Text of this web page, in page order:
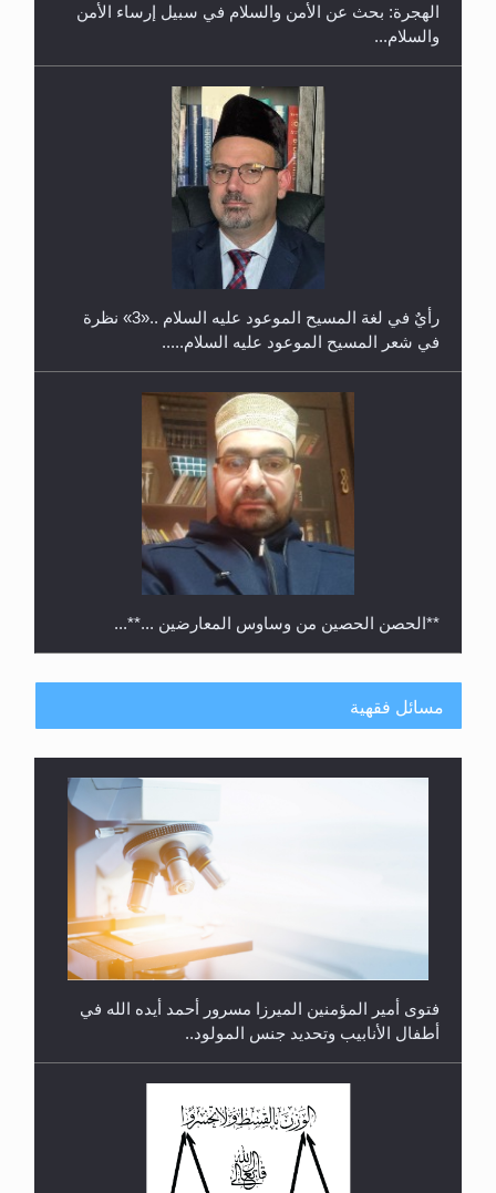
حفل توزيع الشهادات في الجامعة الأحمدية بنيجيريا لعام
الهجرة: بحث عن الأمن والسلام في سبيل إرساء الأمن
والسلام...
رأيٌ في لغة المسيح الموعود عليه السلام ..«3» نظرة
في شعر المسيح الموعود عليه السلام.....
**الحصن الحصين من وساوس المعارضين ...**...
رأيٌ في لغة المسيح الموعود عليه السلام.. 4...
مسائل فقهية
فتوى أمير المؤمنين الميرزا مسرور أحمد أيده الله في
أطفال الأنابيب وتحديد جنس المولود..